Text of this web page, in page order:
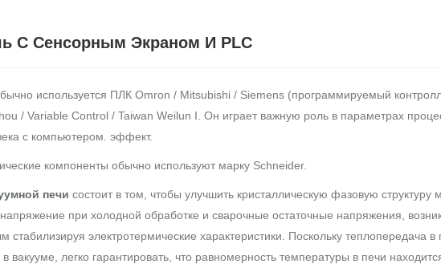
С Сенсорным Экраном И PLC
используется ПЛК Omron / Mitsubishi / Siemens (программируемый
/ Variable Control / Taiwan Weilun I. Он играет важную роль в параметрах
с компьютером. эффект.
компоненты обычно используют марку Schneider.
печи состоит в том, чтобы улучшить кристаллическую фазовую структуру
напряжение при холодной обработке и сварочные остаточные напряжения,
стабилизируя электротермические характеристики. Поскольку теплопередача
вакууме, легко гарантировать, что равномерность температуры в печи